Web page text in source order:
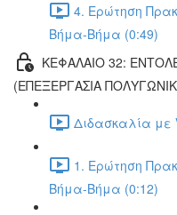
4. Ερώτηση
Βήμα-Βήμα (0:49)
ΚΕΦΑΛΑΙΟ 32:
(ΕΠΕΞΕΡΓΑΣΙΑ
Διδασκαλία με
1. Ερώτηση
Βήμα-Βήμα (0:12)